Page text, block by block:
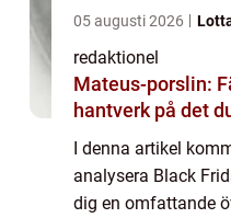
05 augusti 2026
redaktionel
Mateus-porslin:
hantverk på det
I denna artikel
analysera Black
dig en omfattande